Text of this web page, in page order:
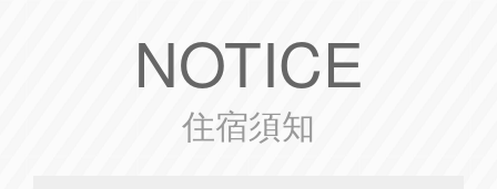
NOTICE
住宿須知